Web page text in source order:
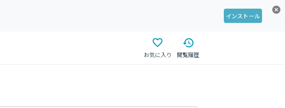
インストール
お気に入り 閲覧履歴